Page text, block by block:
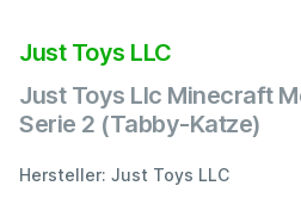
Just Toys LLC
Just Toys Llc Minecraft
Serie 2 (Tabby-Katze)
Hersteller: Just Toys LLC